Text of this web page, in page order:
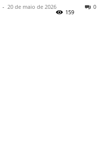
- 20 de maio de 2026 0
159